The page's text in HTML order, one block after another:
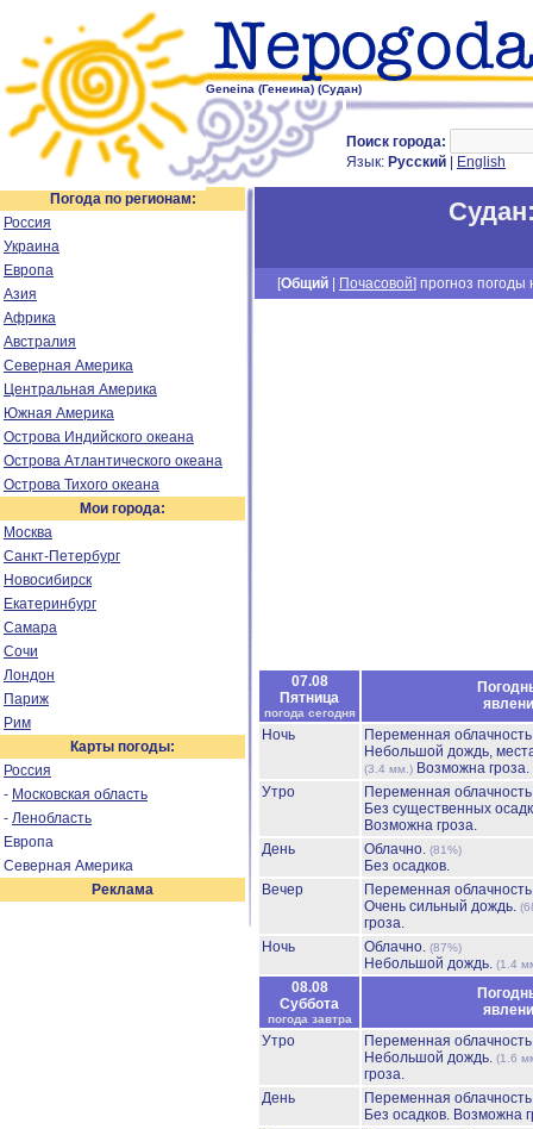
Geneina (Генеина) (Судан)
Поиск города:
Язык: Русский English
Погода по регионам:
Россия
Украина
Европа
Азия
Африка
Австралия
Северная Америка
Центральная Америка
Южная Америка
Острова Индийского океана
Острова Атлантического океана
Острова Тихого океана
Мои города:
Москва
Санкт-Петербург
Новосибирск
Екатеринбург
Самара
Сочи
Лондон
Париж
Рим
Карты погоды:
Россия
- Московская область
- Ленобласть
Европа
Северная Америка
Реклама
Судан
[Общий Почасовой] прогноз погоды
07.08
Пятница
погода сегодня
Ночь
Переменная
Небольшой дождь,
(3.4 мм.) Возможна гроза.
Утро
Переменная
Без существенных
Возможна гроза.
День
Облачно. (81%)
Без осадков.
Вечер
Переменная
Очень сильный дождь.
гроза.
Ночь
Облачно. (87%)
Небольшой дождь. (1.4
08.08
Суббота
погода завтра
Утро
Переменная
Небольшой дождь. (1.6
гроза.
День
Переменная
Без осадков. Возможна